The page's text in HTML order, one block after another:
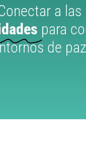
a las
para
de paz